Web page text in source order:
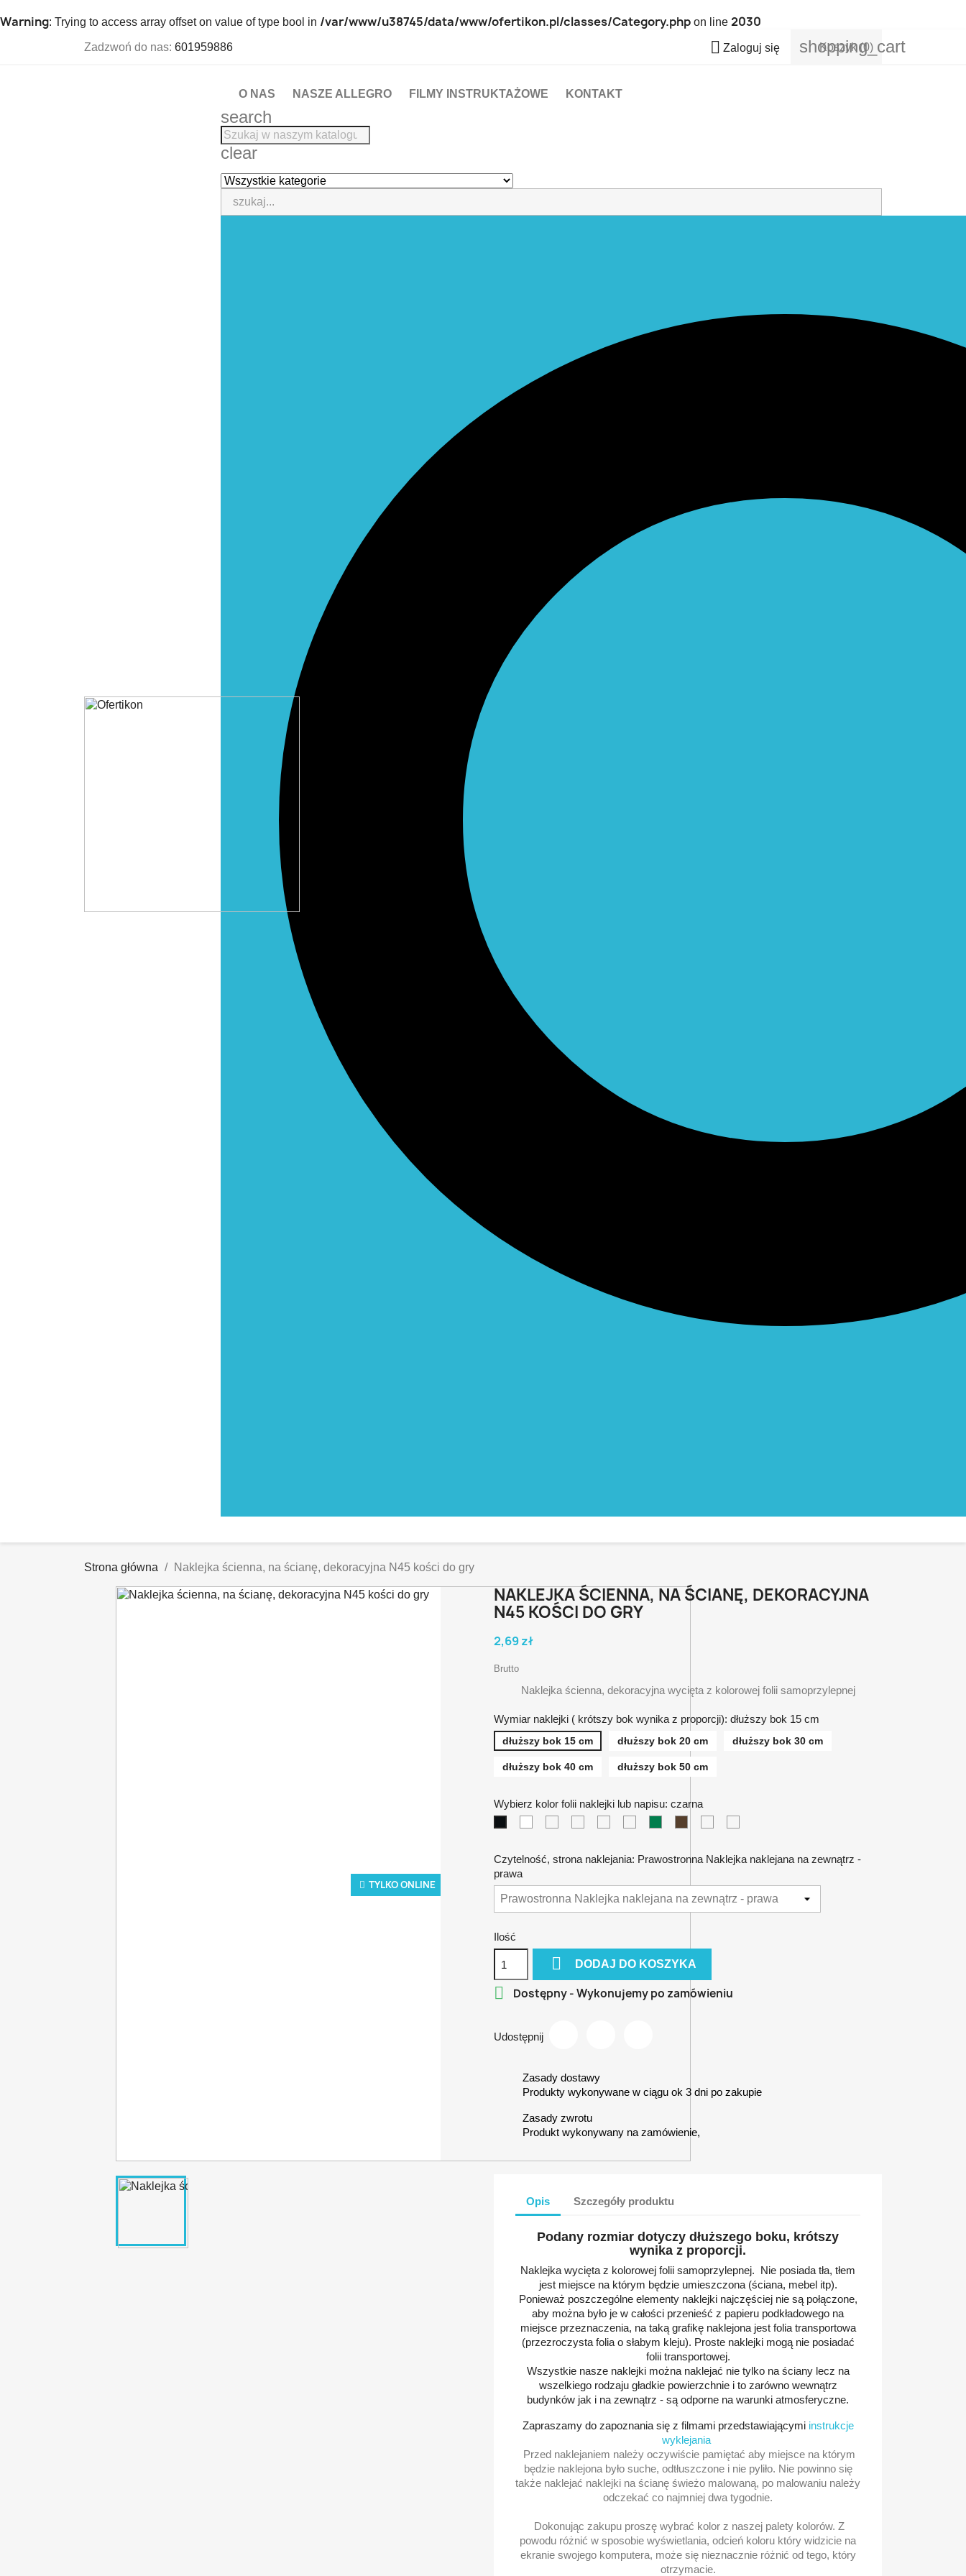
Warning: Trying to access array offset on value of type bool in /var/www/u38745/data/www/ofertikon.pl/classes/Category.php on line 2030
Zadzwoń do nas: 601959886  Zaloguj się shopping_cart
Koszyk (0)
O NAS NASZE ALLEGRO FILMY INSTRUKTAŻOWE KONTAKT
search
clear
Strona główna Naklejka ścienna, na ścianę, dekoracyjna N45 kości do gry
TYLKO ONLINE
NAKLEJKA ŚCIENNA, NA ŚCIANĘ, DEKORACYJNA
N45 KOŚCI DO GRY
2,69 zł
Brutto
Naklejka ścienna, dekoracyjna wycięta z kolorowej folii samoprzylepnej
Wymiar naklejki ( krótszy bok wynika z proporcji): dłuższy bok 15 cm
dłuższy bok 15 cm dłuższy bok 20 cm dłuższy bok 30 cm
dłuższy bok 40 cm dłuższy bok 50 cm
Wybierz kolor folii naklejki lub napisu: czarna
Czytelność, strona naklejania: Prawostronna Naklejka naklejana na zewnątrz -
prawa
Ilość
 DODAJ DO KOSZYKA
 Dostępny - Wykonujemy po zamówieniu
Udostępnij
Zasady dostawy
Produkty wykonywane w ciągu ok 3 dni po zakupie
Zasady zwrotu
Produkt wykonywany na zamówienie,
Opis Szczegóły produktu
Podany rozmiar dotyczy dłuższego boku, krótszy
wynika z proporcji.
Naklejka wycięta z kolorowej folii samoprzylepnej. Nie posiada tła, tłem
jest miejsce na którym będzie umieszczona (ściana, mebel itp).
Ponieważ poszczególne elementy naklejki najczęściej nie są połączone,
aby można było je w całości przenieść z papieru podkładowego na
miejsce przeznaczenia, na taką grafikę naklejona jest folia transportowa
(przezroczysta folia o słabym kleju). Proste naklejki mogą nie posiadać
folii transportowej.
Wszystkie nasze naklejki można naklejać nie tylko na ściany lecz na
wszelkiego rodzaju gładkie powierzchnie i to zarówno wewnątrz
budynków jak i na zewnątrz - są odporne na warunki atmosferyczne.
Zapraszamy do zapoznania się z filmami przedstawiającymi instrukcje
wyklejania
Przed naklejaniem należy oczywiście pamiętać aby miejsce na którym
będzie naklejona było suche, odtłuszczone i nie pyliło. Nie powinno się
także naklejać naklejki na ścianę świeżo malowaną, po malowaniu należy
odczekać co najmniej dwa tygodnie.
Dokonując zakupu proszę wybrać kolor z naszej palety kolorów. Z
powodu różnić w sposobie wyświetlania, odcień koloru który widzicie na
ekranie swojego komputera, może się nieznacznie różnić od tego, który
otrzymacie.